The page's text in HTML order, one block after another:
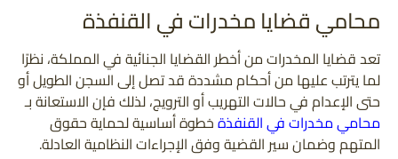
محامي قضايا مخدرات في القنفذة
تعد قضايا المخدرات من أخطر القضايا الجنائية في المملكة، نظرًا
لما يترتب عليها من أحكام مشددة قد تصل إلى السجن الطويل أو
حتى الإعدام في حالات التهريب أو الترويج، لذلك فإن الاستعانة بـ
محامي مخدرات في القنفذةخطوة أساسية لحماية حقوق
المتهم وضمان سير القضية وفق الإجراءات النظامية العادلة.